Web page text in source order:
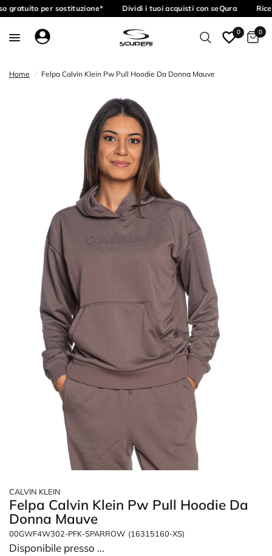
gratuito per sostituzione* Dividi i tuoi acquisti con seQura
0 0
Home / Felpa Calvin Klein Pw Pull Hoodie Da Donna Mauve
CALVIN KLEIN
Felpa Calvin Klein Pw Pull Hoodie Da
Donna Mauve
00GWF4W302-PFK-SPARROW (16315160-XS)
Disponibile presso ...